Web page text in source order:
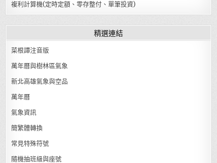
複利計算機(定時定額、零存整付、單筆投資)
精選連結
菜根譚注音版
萬年曆與樹林區氣象
新北高雄氣象與空品
萬年曆
氣象資訊
簡繁體轉換
常見特殊符號
隨機抽班級與座號